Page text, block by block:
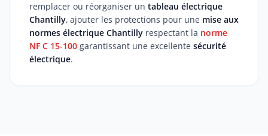
remplacer ou réorganiser un tableau électrique
Chantilly, ajouter les protections pour une mise aux
normes électrique Chantilly respectant la norme
NF C 15-100 garantissant une excellente sécurité
électrique.